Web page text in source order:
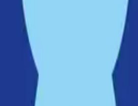
miljö innebär satsningen även
koppling och en unik karaktär.
som en viktig del av kommunens
Genom att flytta båtupplägget
historiska förankring, vilket är en
olämplig verksamhet som kan
i Gungviken stärker vi